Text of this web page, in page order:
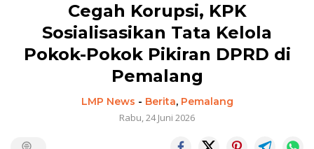
Cegah Korupsi, KPK
Sosialisasikan Tata Kelola
Pokok-Pokok Pikiran DPRD di
Pemalang
LMP News - Berita, Pemalang
Rabu, 24 Juni 2026